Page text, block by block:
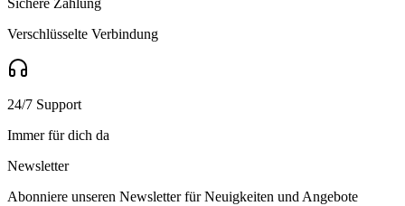
Sichere Zahlung
Verschlüsselte Verbindung
24/7 Support
Immer für dich da
Newsletter
Abonniere unseren Newsletter für Neuigkeiten und Angebote